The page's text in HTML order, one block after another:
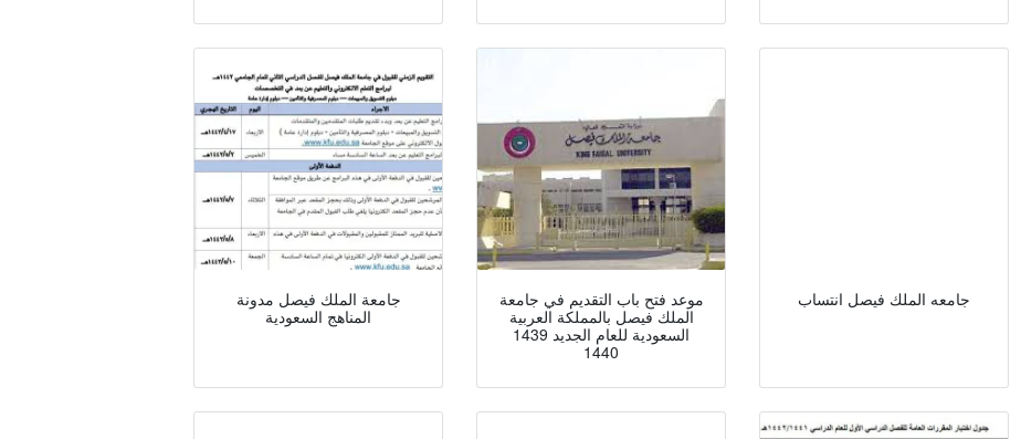
جامعة الملك فيصل مدونة
المناهج السعودية
موعد فتح باب التقديم في جامعة
الملك فيصل بالمملكة العربية
السعودية للعام الجديد 1439
1440
جامعه الملك فيصل انتساب